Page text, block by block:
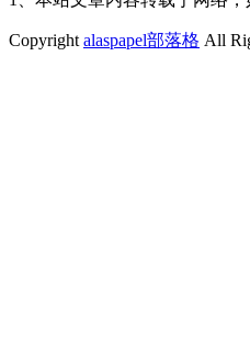
Copyright alaspapel部落格 All